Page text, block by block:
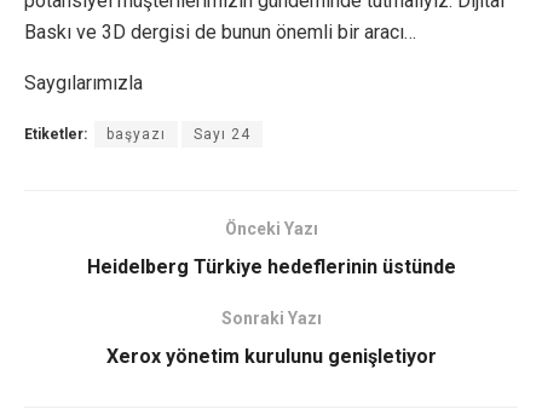
Baskı ve 3D dergisi de bunun önemli bir aracı…
Saygılarımızla
Etiketler: başyazı Sayı 24
Önceki Yazı
Heidelberg Türkiye hedeflerinin üstünde
Sonraki Yazı
Xerox yönetim kurulunu genişletiyor